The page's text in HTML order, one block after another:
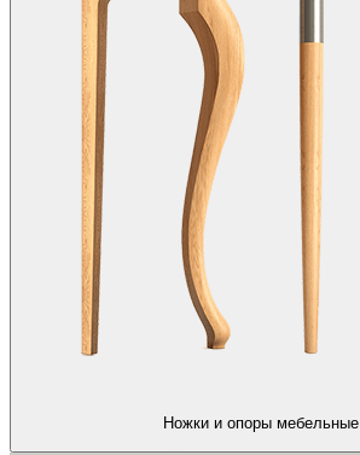
Ножки и опоры мебельные